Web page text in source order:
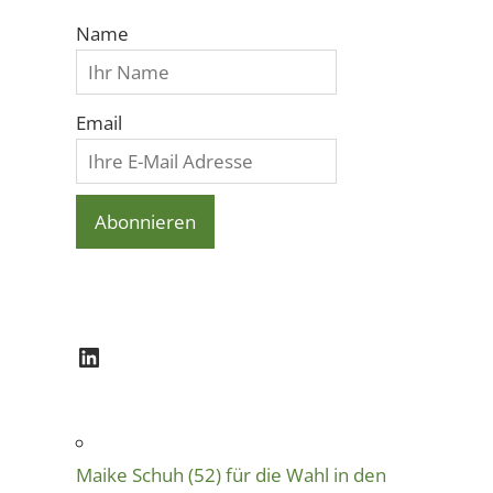
Name
Email
LinkedIn
Maike Schuh (52) für die Wahl in den